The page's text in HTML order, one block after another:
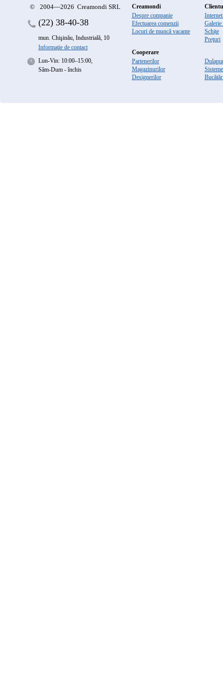
© 2004—2026 Creamondi SRL
(22) 38-40-38
mun. Chişinău, Industrială, 10
Informaţie de contact
Lun-Vin: 10:00–15:00,
Sâm-Dum - închis
Creamondi
Despre companie
Efectuarea comenzii
Locuri de muncă vacante
Schiţe
Preţuri
Cooperare
Partenerilor
Magazinurilor
Designerilor